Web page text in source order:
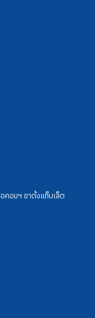
คอมฯ ขาตั้งแท็บเล็ต